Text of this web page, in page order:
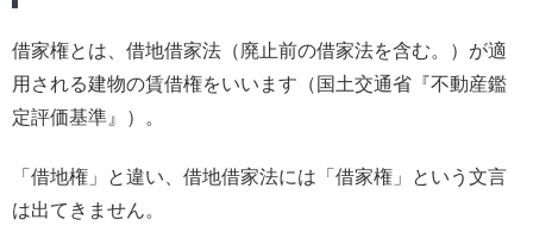
借家権とは、借地借家法（廃止前の借家法を含む。）が適
用される建物の賃借権をいいます（国土交通省『不動産鑑
定評価基準』）。
「借地権」と違い、借地借家法には「借家権」という文言
は出てきません。